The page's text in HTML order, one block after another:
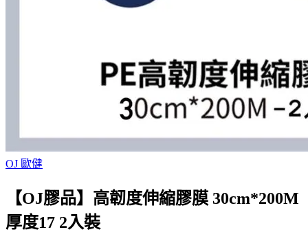
OJ 歐健
【OJ膠品】高韌度伸縮膠膜 30cm*200M
厚度17 2入裝